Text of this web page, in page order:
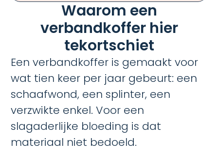
Waarom een
verbandkoffer hier
tekortschiet
Een verbandkoffer is gemaakt voor
wat tien keer per jaar gebeurt: een
schaafwond, een splinter, een
verzwikte enkel. Voor een
slagaderlijke bloeding is dat
materiaal niet bedoeld.